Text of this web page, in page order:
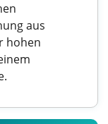
aus
hohen